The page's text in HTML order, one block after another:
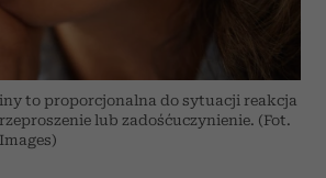
to proporcjonalna do sytuacji reakcja
lub zadośćuczynienie. (Fot.